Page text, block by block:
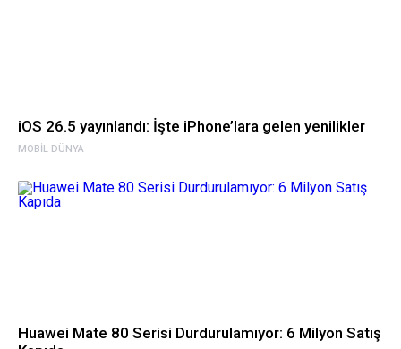
MOBIL DÜNYA
iOS 26.5 yayınlandı: İşte iPhone’lara gelen yenilikler
Huawei Mate 80 Serisi Durdurulamıyor: 6 Milyon Satış